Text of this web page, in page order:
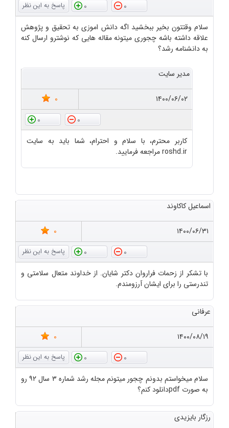
0
0
سلام وقتتون بخیر ببخشید اگه دانش اموزی به تحقیق و پژوهش
علاقه داشته باشه چجوری میتونه مقاله هایی که نوشترو ارسال کنه
به دانشنامه رشد؟
مدیر سایت
۱۴۰۰/۰۶/۰۲
0
0
0
کاربر محترم، با سلام و احترام، شما باید به سایت
roshd.ir مراجعه فرمایید.
اسماعیل کاکاوند
۱۴۰۰/۰۶/۳۱
0
0
0
با تشکر از زحمات فراروان دکتر شایان. از خداوند متعال سلامتی و
تندرستی را برای ایشان آرزومندم.
عرفانی
۱۴۰۰/۰۸/۱۹
0
0
0
سلام میخواستم بدونم چجور میتونم مجله رشد شماره ۳ سال ۹۲ رو
به صورت pdfدانلود کنم؟
رزگار بایزیدی